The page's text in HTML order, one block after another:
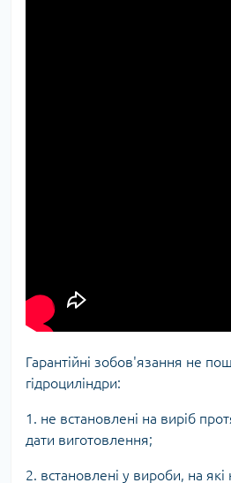
Гарантійні зобов'язання не
гідроциліндри:
1. не встановлені на виріб
дати виготовлення;
2. встановлені у вироби, на